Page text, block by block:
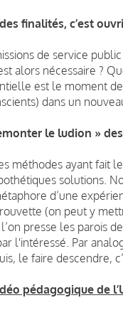
finalités, c’est
de service
alors nécessaire ?
est le moment
dans un
le ludion »
méthodes ayant fait
solutions.
d’une
(on peut y
presse les parois
l'intéressé. Par
le faire descendre,
pédagogique de